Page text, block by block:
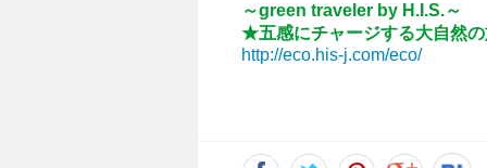
～green traveler by H.I.S.～
★五感にチャージする大自然
http://eco.his-j.com/eco/